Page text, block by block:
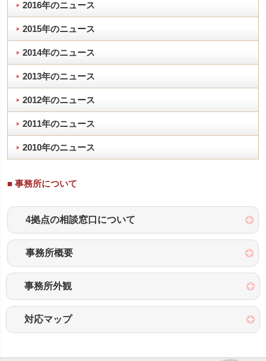
2016年のニュース
2015年のニュース
2014年のニュース
2013年のニュース
2012年のニュース
2011年のニュース
2010年のニュース
■ 事務所について
4拠点の相談窓口について
事務所概要
事務所外観
対応マップ